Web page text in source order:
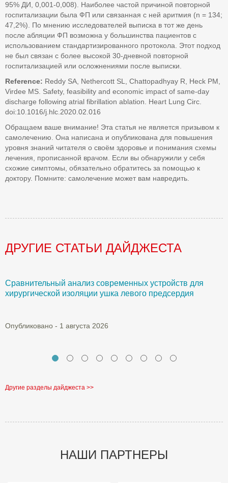
95% ДИ, 0,001-0,008). Наиболее частой причиной повторной
госпитализации была ФП или связанная с ней аритмия (n = 134;
47,2%). По мнению исследователей выписка в тот же день
после абляции ФП возможна у большинства пациентов с
использованием стандартизированного протокола. Этот подход
не был связан с более высокой 30-дневной повторной
госпитализацией или осложнениями после выписки.
Reference: Reddy SA, Nethercott SL, Chattopadhyay R, Heck PM,
Virdee MS. Safety, feasibility and economic impact of same-day
discharge following atrial fibrillation ablation. Heart Lung Circ.
doi:10.1016/j.hlc.2020.02.016
Обращаем ваше внимание! Эта статья не является призывом к
самолечению. Она написана и опубликована для повышения
уровня знаний читателя о своём здоровье и понимания схемы
лечения, прописанной врачом. Если вы обнаружили у себя
схожие симптомы, обязательно обратитесь за помощью к
доктору. Помните: самолечение может вам навредить.
ДРУГИЕ СТАТЬИ ДАЙДЖЕСТА
Сравнительный анализ современных устройств для
хирургической изоляции ушка левого предсердия
Опубликовано - 1 августа 2026
Другие разделы дайджеста >>
НАШИ ПАРТНЕРЫ